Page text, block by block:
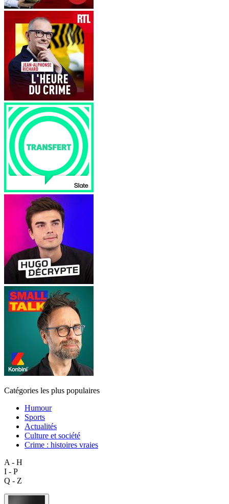
Catégories les plus populaires
Humour
Sports
Actualités
Culture et société
Crime : histoires vraies
A - H
I - P
Q - Z